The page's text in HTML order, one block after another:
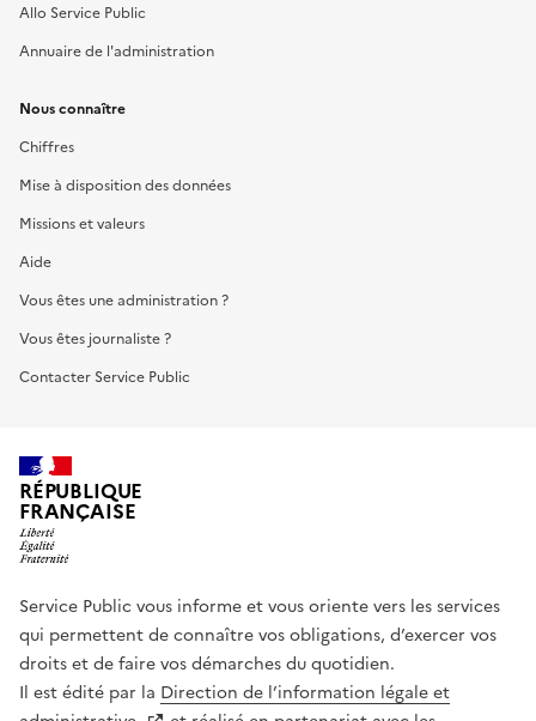
Allo Service Public
Annuaire de l'administration
Nous connaître
Chiffres
Mise à disposition des données
Missions et valeurs
Aide
Vous êtes une administration ?
Vous êtes journaliste ?
Contacter Service Public
RÉPUBLIQUE
FRANÇAISE
Service Public vous informe et vous oriente vers les services
qui permettent de connaître vos obligations, d’exercer vos
droits et de faire vos démarches du quotidien.
Il est édité par la Direction de l’information légale et